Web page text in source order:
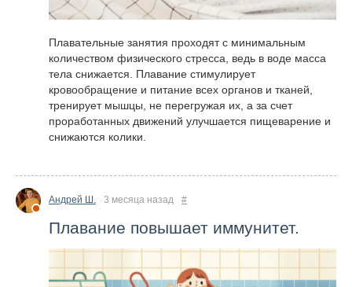
Плавательные занятия проходят с минимальным
количеством физического стресса, ведь в воде масса
тела снижается. Плавание стимулирует
кровообращение и питание всех органов и тканей,
тренирует мышцы, не перегружая их, а за счет
проработанных движений улучшается пищеварение и
снижаются колики.
Андрей Ш. 3 месяца назад #
Плавание повышает иммунитет.